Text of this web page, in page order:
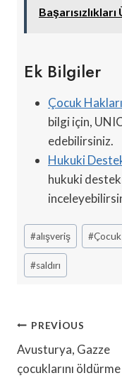
Ek Bilgiler
Çocuk
bilgi için,
edebilirsiniz.
Hukuki
hukuki
Post
Tags:
#alışveriş #Çocuk
#saldırı
Yazı
Gezinmesi
PREVIOUS
Avusturya, Gazze
çocuklarını öldürme